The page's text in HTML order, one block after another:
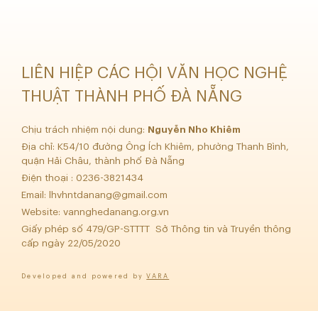
LIÊN HIỆP CÁC HỘI VĂN HỌC NGHỆ
THUẬT THÀNH PHỐ ĐÀ NẴNG
Chịu trách nhiệm nội dung:
Nguyễn Nho Khiêm
Địa chỉ: K54/10 đường Ông Ích Khiêm, phường Thanh Bình,
quận Hải Châu, thành phố Đà Nẵng
Điện thoại : 0236-3821434
Email:
lhvhntdanang@gmail.com
Website: vannghedanang.org.vn
Giấy phép số 479/GP-STTTT Sở Thông tin và Truyền thông
cấp ngày 22/05/2020
Developed and powered byVARA